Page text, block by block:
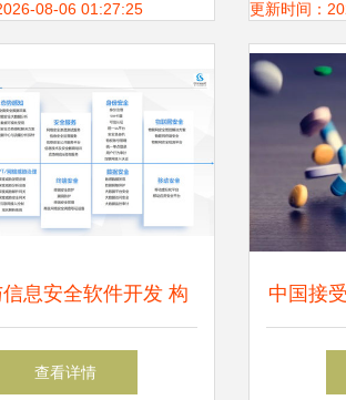
安全自主创新
08-06 01:27:25 更新时间：
信息安全软件开发 构
字防线的具体措施
查看详情
中国接
据 网